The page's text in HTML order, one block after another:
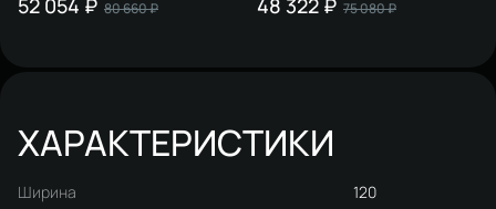
раковиной STWORKI Ольборг
80 660 ₽
с раковиной STWORKI Душа 1
75 080 ₽
ХАРАКТЕРИСТИКИ
Ширина 120